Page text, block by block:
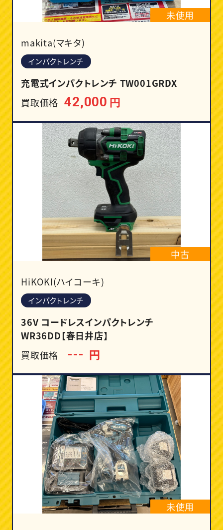
未使用
makita(マキタ)
インパクトレンチ
充電式インパクトレンチ TW001GRDX
買取価格 42,000 円
中古
HiKOKI(ハイコーキ)
インパクトレンチ
36V コードレスインパクトレンチ
WR36DD【春日井店】
買取価格
--- 円
未使用